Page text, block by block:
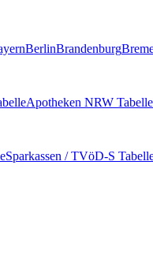
BerlinBrandenburg
Apotheken NRW Tabelle
Sparkassen / TVöD-S